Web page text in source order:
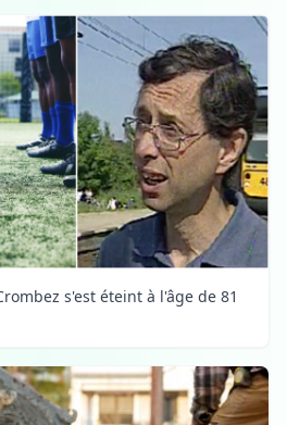
s'est éteint à l'âge de 81